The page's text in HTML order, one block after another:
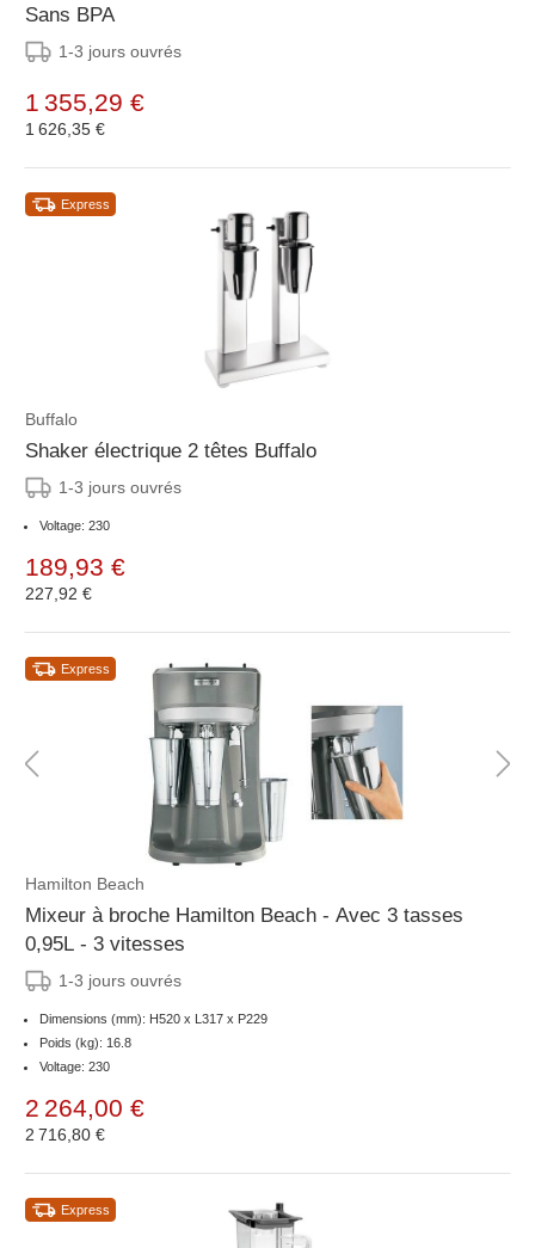
Sans BPA
1-3 jours ouvrés
1 355,29 €
1 626,35 €
Express
Buffalo
Shaker électrique 2 têtes Buffalo
1-3 jours ouvrés
Voltage: 230
189,93 €
227,92 €
Express
Hamilton Beach
Mixeur à broche Hamilton Beach - Avec 3 tasses
0,95L - 3 vitesses
1-3 jours ouvrés
Dimensions (mm): H520 x L317 x P229
Poids (kg): 16.8
Voltage: 230
2 264,00 €
2 716,80 €
Express